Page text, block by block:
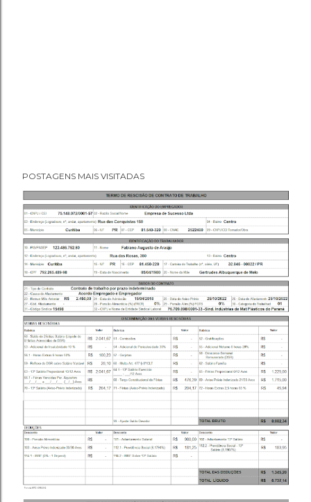
POSTAGENS MAIS VISITADAS